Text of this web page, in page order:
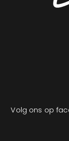
Volg ons op